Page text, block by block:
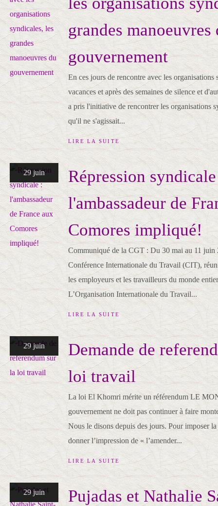
grandes manoeuvres
gouvernement
En ces jours de rencontre avec les organisations
vacances et après des semaines de silence et
a pris l'initiative de rencontrer les organisations
qu'il ne s'agissait...
LIRE LA SUITE
29 juin
Répression
l'ambassadeur de
Comores impliqué!
Communiqué de la CGT : Du 30 mai au 11 juin
Conférence Internationale du Travail (CIT),
les employeurs et les travailleurs du monde
L’Organisation Internationale du Travail...
LIRE LA SUITE
29 juin
Demande de
loi travail
La loi El Khomri mérite un référendum LE
gouvernement ne doit pas continuer à faire
Nous le disons depuis des jours. Pour imposer
donner l’impression de « l’amender...
LIRE LA SUITE
29 juin
Pujadas et Nathalie